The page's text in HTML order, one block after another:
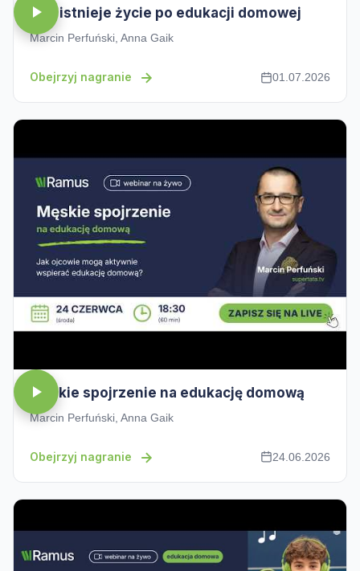
Czy istnieje życie po edukacji domowej
Marcin Perfuński, Anna Gaik
Obejrzyj nagranie 01.07.2026
Męskie spojrzenie na edukację domową
Marcin Perfuński, Anna Gaik
Obejrzyj nagranie 24.06.2026